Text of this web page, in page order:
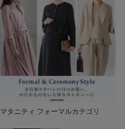
マタニティ フォーマルカテゴリ